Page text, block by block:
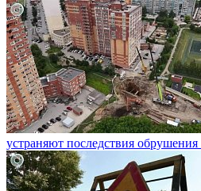
устраняют последствия обрушения